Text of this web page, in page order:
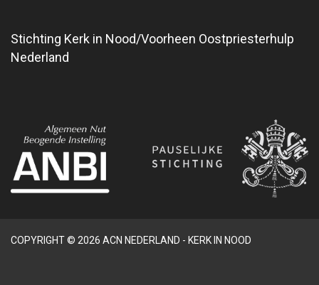
Stichting Kerk in Nood/Voorheen Oostpriesterhulp
Nederland
COPYRIGHT © 2026 ACN NEDERLAND - KERK IN NOOD